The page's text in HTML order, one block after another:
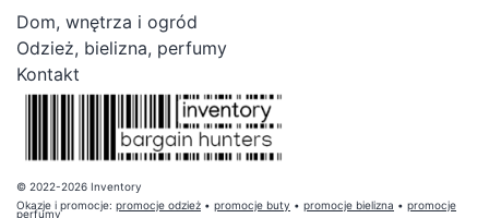
Dom, wnętrza i ogród
Odzież, bielizna, perfumy
Kontakt
© 2022-2026 Inventory
Okazje i promocje: promocje odzież • promocje buty • promocje bielizna • promocje
perfumy